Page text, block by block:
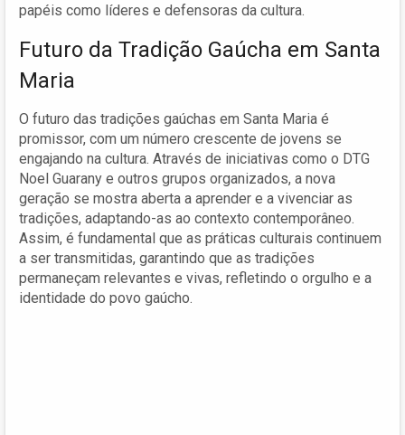
papéis como líderes e defensoras da cultura.
Futuro da Tradição Gaúcha em Santa
Maria
O futuro das tradições gaúchas em Santa Maria é
promissor, com um número crescente de jovens se
engajando na cultura. Através de iniciativas como o DTG
Noel Guarany e outros grupos organizados, a nova
geração se mostra aberta a aprender e a vivenciar as
tradições, adaptando-as ao contexto contemporâneo.
Assim, é fundamental que as práticas culturais continuem
a ser transmitidas, garantindo que as tradições
permaneçam relevantes e vivas, refletindo o orgulho e a
identidade do povo gaúcho.